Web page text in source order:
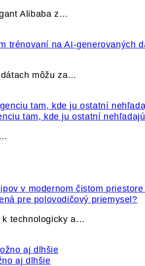
Alibaba z…
môžu za…
tam, kde ju ostatní nehľadajú
pre polovodičový priemysel?
k technologicky a…
aj dlhšie